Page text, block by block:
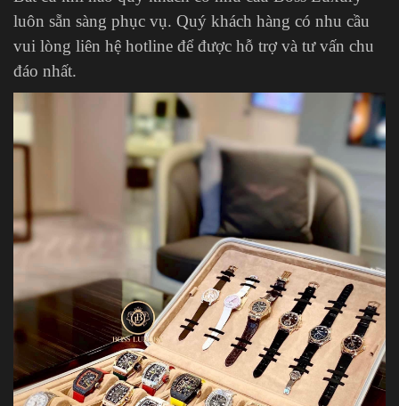
luôn sẵn sàng phục vụ. Quý khách hàng có nhu cầu
vui lòng liên hệ hotline để được hỗ trợ và tư vấn chu
đáo nhất.